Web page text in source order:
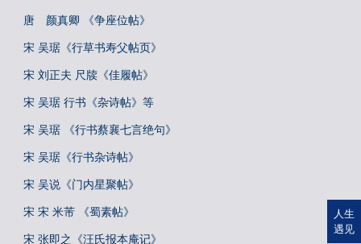
唐 颜真卿 《争座位帖》
宋 吴琚《行草书寿父帖页》
宋 刘正夫 尺牍《佳履帖》
宋 吴琚 行书《杂诗帖》等
宋 吴琚 《行书蔡襄七言绝句》
宋 吴琚《行书杂诗帖》
宋 吴说《门内星聚帖》
宋 宋 米芾 《蜀素帖》
宋 张即之《汪氏报本庵记》
人生
遇见